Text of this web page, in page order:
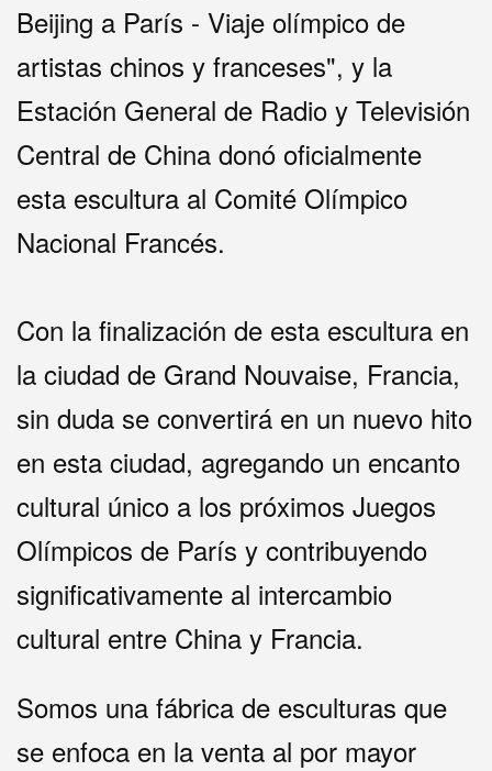
Beijing a París - Viaje olímpico de
artistas chinos y franceses", y la
Estación General de Radio y Televisión
Central de China donó oficialmente
esta escultura al Comité Olímpico
Nacional Francés.
Con la finalización de esta escultura en
la ciudad de Grand Nouvaise, Francia,
sin duda se convertirá en un nuevo hito
en esta ciudad, agregando un encanto
cultural único a los próximos Juegos
Olímpicos de París y contribuyendo
significativamente al intercambio
cultural entre China y Francia.
Somos una fábrica de esculturas que
se enfoca en la venta al por mayor